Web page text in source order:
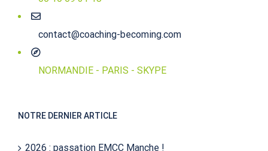
contact@coaching-becoming.com
NORMANDIE - PARIS - SKYPE
NOTRE DERNIER ARTICLE
2026 : passation EMCC Manche !